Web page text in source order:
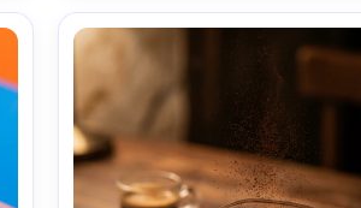
de champ peu profonde,
cinématographique, texture et
brillance ultra-réalistes-AR 4:5